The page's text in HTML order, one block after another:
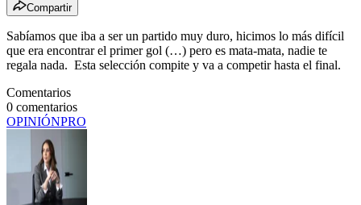
Compartir
Sabíamos que iba a ser un partido muy duro, hicimos lo más difícil
que era encontrar el primer gol (…) pero es mata-mata, nadie te
regala nada. Esta selección compite y va a competir hasta el final.
Comentarios
0 comentarios
OPINIÓNPRO